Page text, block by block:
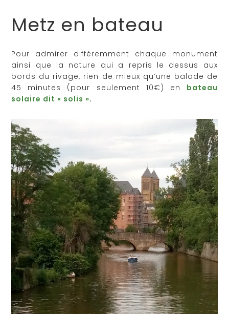
Metz en bateau
Pour admirer différemment chaque monument
ainsi que la nature qui a repris le dessus aux
bords du rivage, rien de mieux qu’une balade de
45 minutes (pour seulement 10€) en bateau
solaire dit « solis ».